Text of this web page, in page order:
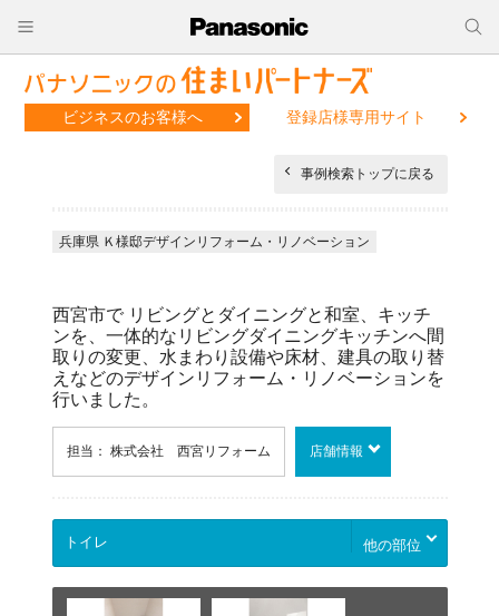
ビジネスのお客様へ 登録店様専用サイト
事例検索トップに戻る
兵庫県 Ｋ様邸デザインリフォーム・リノベーション
西宮市で リビングとダイニングと和室、キッチ
ンを、一体的なリビングダイニングキッチンへ間
取りの変更、水まわり設備や床材、建具の取り替
えなどのデザインリフォーム・リノベーションを
行いました。
担当： 株式会社 西宮リフォーム 店舗情報
他の部位